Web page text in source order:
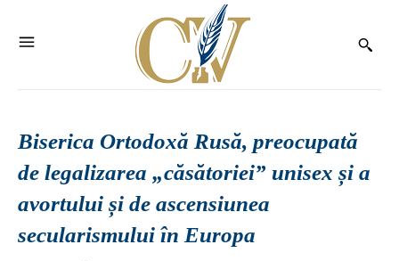
Biserica Ortodoxă Rusă, preocupată
de legalizarea „căsătoriei” unisex și a
avortului și de ascensiunea
secularismului în Europa